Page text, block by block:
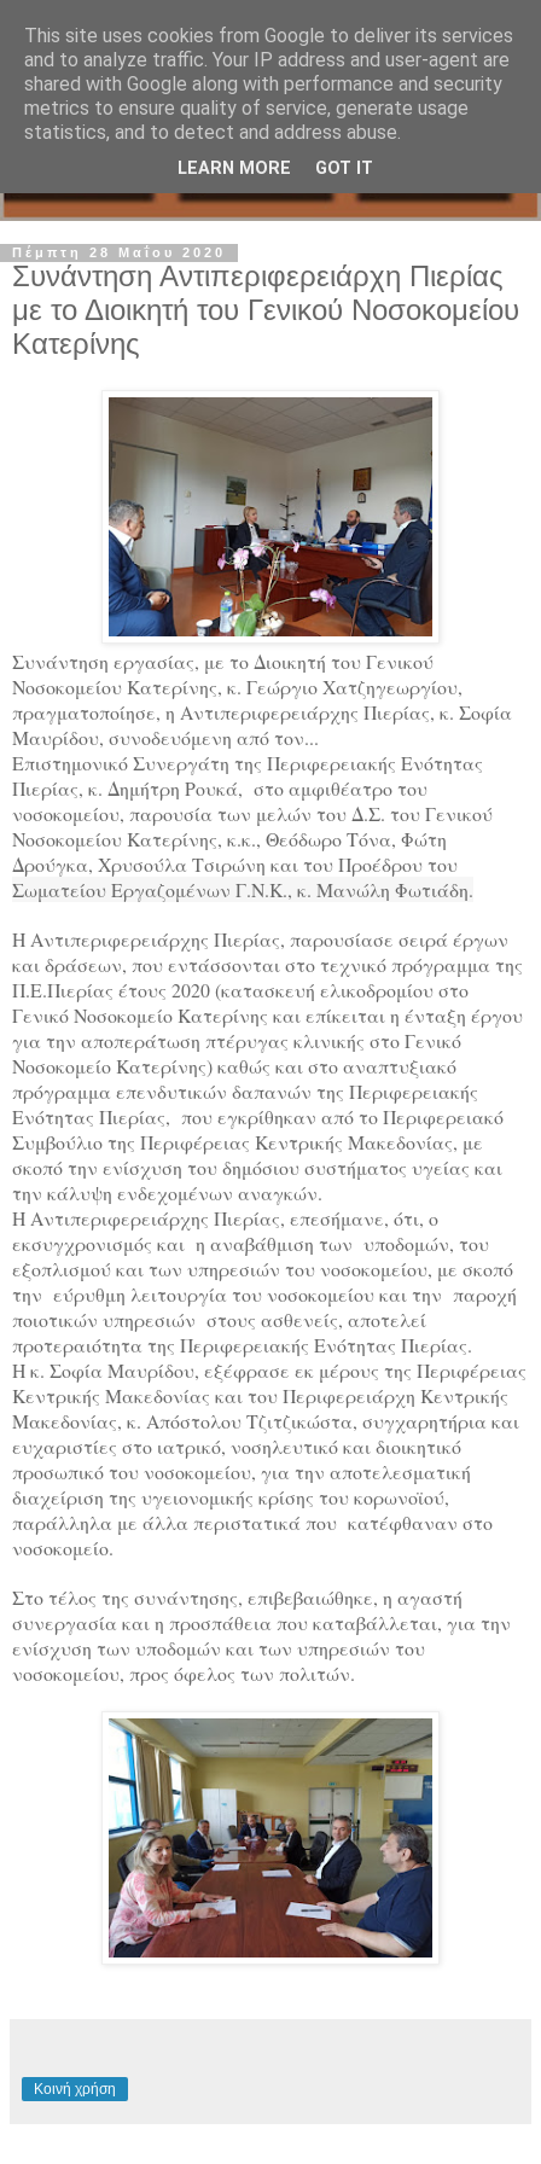
Πέμπτη 28 Μαΐου 2020
Συνάντηση Αντιπεριφερειάρχη Πιερίας
με το Διοικητή του Γενικού Νοσοκομείου
Κατερίνης
Συνάντηση εργασίας, με το Διοικητή του Γενικού
Νοσοκομείου Κατερίνης, κ. Γεώργιο Χατζηγεωργίου,
πραγματοποίησε, η Αντιπεριφερειάρχης Πιερίας, κ. Σοφία
Μαυρίδου, συνοδευόμενη από τον...
Επιστημονικό Συνεργάτη της Περιφερειακής Ενότητας
Πιερίας, κ. Δημήτρη Ρουκά, στο αμφιθέατρο του
νοσοκομείου, παρουσία των μελών του Δ.Σ. του Γενικού
Νοσοκομείου Κατερίνης, κ.κ., Θεόδωρο Τόνα, Φώτη
Δρούγκα, Χρυσούλα Τσιρώνη και του Προέδρου του
Σωματείου Εργαζομένων Γ.Ν.Κ., κ. Μανώλη Φωτιάδη.
Η Αντιπεριφερειάρχης Πιερίας, παρουσίασε σειρά έργων
και δράσεων, που εντάσσονται στο τεχνικό πρόγραμμα της
Π.Ε.Πιερίας έτους 2020 (κατασκευή ελικοδρομίου στο
Γενικό Νοσοκομείο Κατερίνης και επίκειται η ένταξη έργου
για την αποπεράτωση πτέρυγας κλινικής στο Γενικό
Νοσοκομείο Κατερίνης) καθώς και στο αναπτυξιακό
πρόγραμμα επενδυτικών δαπανών της Περιφερειακής
Ενότητας Πιερίας, που εγκρίθηκαν από το Περιφερειακό
Συμβούλιο της Περιφέρειας Κεντρικής Μακεδονίας, με
σκοπό την ενίσχυση του δημόσιου συστήματος υγείας και
την κάλυψη ενδεχομένων αναγκών.
Η Αντιπεριφερειάρχης Πιερίας, επεσήμανε, ότι, ο
εκσυγχρονισμός και η αναβάθμιση των υποδομών, του
εξοπλισμού και των υπηρεσιών του νοσοκομείου, με σκοπό
την εύρυθμη λειτουργία του νοσοκομείου και την παροχή
ποιοτικών υπηρεσιών στους ασθενείς, αποτελεί
προτεραιότητα της Περιφερειακής Ενότητας Πιερίας.
Η κ. Σοφία Μαυρίδου, εξέφρασε εκ μέρους της Περιφέρειας
Κεντρικής Μακεδονίας και του Περιφερειάρχη Κεντρικής
Μακεδονίας, κ. Απόστολου Τζιτζικώστα, συγχαρητήρια και
ευχαριστίες στο ιατρικό, νοσηλευτικό και διοικητικό
προσωπικό του νοσοκομείου, για την αποτελεσματική
διαχείριση της υγειονομικής κρίσης του κορωνοϊού,
παράλληλα με άλλα περιστατικά που κατέφθαναν στο
νοσοκομείο.
Στο τέλος της συνάντησης, επιβεβαιώθηκε, η αγαστή
συνεργασία και η προσπάθεια που καταβάλλεται, για την
ενίσχυση των υποδομών και των υπηρεσιών του
νοσοκομείου, προς όφελος των πολιτών.
Κοινή χρήση
This site uses cookies from Google to deliver its services
and to analyze traffic. Your IP address and user-agent are
shared with Google along with performance and security
metrics to ensure quality of service, generate usage
statistics, and to detect and address abuse.
LEARN MORE GOT IT